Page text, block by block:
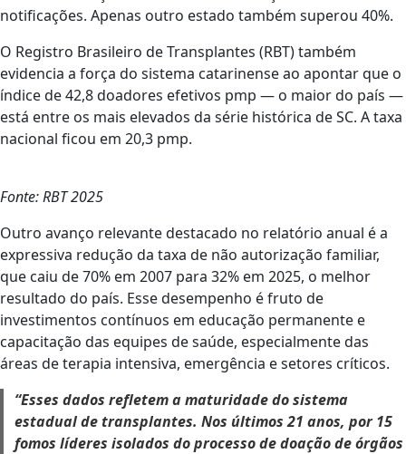
notificações. Apenas outro estado também superou 40%.
O Registro Brasileiro de Transplantes (RBT) também
evidencia a força do sistema catarinense ao apontar que o
índice de 42,8 doadores efetivos pmp — o maior do país —
está entre os mais elevados da série histórica de SC. A taxa
nacional ficou em 20,3 pmp.
Fonte: RBT 2025
Outro avanço relevante destacado no relatório anual é a
expressiva redução da taxa de não autorização familiar,
que caiu de 70% em 2007 para 32% em 2025, o melhor
resultado do país. Esse desempenho é fruto de
investimentos contínuos em educação permanente e
capacitação das equipes de saúde, especialmente das
áreas de terapia intensiva, emergência e setores críticos.
“Esses dados refletem a maturidade do sistema
estadual de transplantes. Nos últimos 21 anos, por 15
fomos líderes isolados do processo de doação de órgãos